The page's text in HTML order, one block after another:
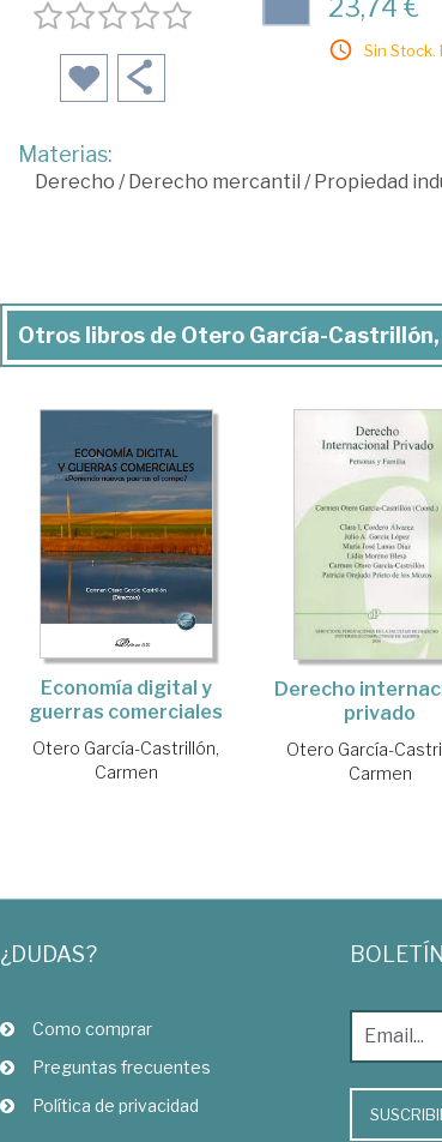
23,74 €
Sin Stock.
Materias:
Derecho /Derecho mercantil /Propiedad
Otros libros de Otero García-Castrillón,
Economía digital y
guerras comerciales
Otero García-Castrillón,
Carmen
Derecho
privado
Otero García-
Carmen
¿DUDAS?
Como comprar
Preguntas frecuentes
Política de privacidad